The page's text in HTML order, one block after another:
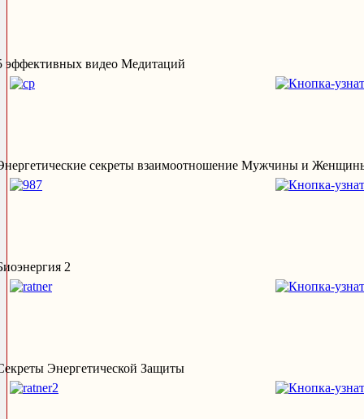
эффективных видео Медитаций
секреты взаимоотношение Мужчины и
2
Энергетической Защиты